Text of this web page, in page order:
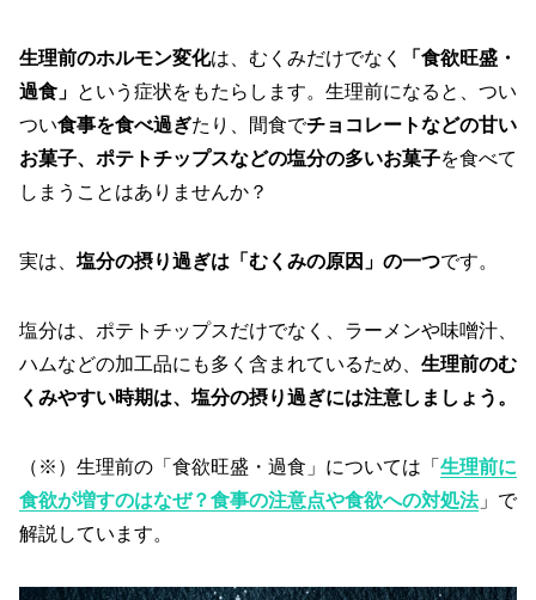
生理前のホルモン変化は、むくみだけでなく
「食欲旺盛・
過食」 という症状をもたらします。生理前になると、つい
つい食事を食べ過ぎたり、間食でチョコレートなどの甘い
お菓子、ポテトチップスなどの塩分の多いお菓子を食べて
しまうことはありませんか？
実は、 塩分の摂り過ぎは「むくみの原因」の一つです。
塩分は、ポテトチップスだけでなく、ラーメンや味噌汁、
ハムなどの加工品にも多く含まれているため、 生理前のむ
くみやすい時期は、塩分の摂り過ぎには注意しましょう。
（※）生理前の「食欲旺盛・過食」については「 生理前に
食欲が増すのはなぜ？食事の注意点や食欲への対処法」で
解説しています。